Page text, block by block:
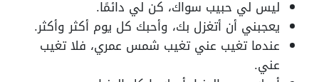
ليس لي حبيب سواك، كن لي دائمًا.
يعجبني أن أتغزل بك، وأحبك كل يوم أكثر وأكثر.
عندما تغيب عني تغيب شمس عمري، فلا تغيب
عني.